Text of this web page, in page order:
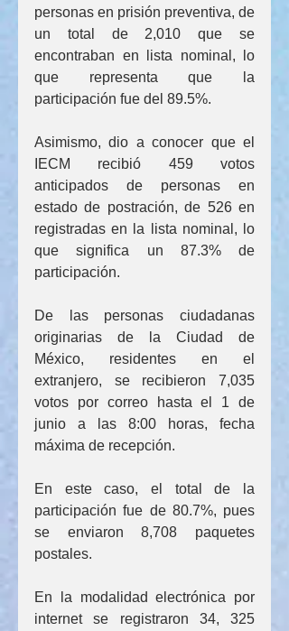
personas en prisión preventiva, de
un total de 2,010 que se
encontraban en lista nominal, lo
que representa que la
participación fue del 89.5%.
Asimismo, dio a conocer que el
IECM recibió 459 votos
anticipados de personas en
estado de postración, de 526 en
registradas en la lista nominal, lo
que significa un 87.3% de
participación.
De las personas ciudadanas
originarias de la Ciudad de
México, residentes en el
extranjero, se recibieron 7,035
votos por correo hasta el 1 de
junio a las 8:00 horas, fecha
máxima de recepción.
En este caso, el total de la
participación fue de 80.7%, pues
se enviaron 8,708 paquetes
postales.
En la modalidad electrónica por
internet se registraron 34, 325